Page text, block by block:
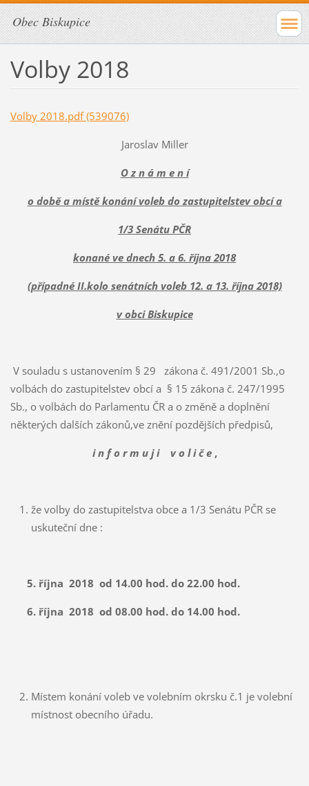
Obec Biskupice
Volby 2018
Volby 2018.pdf (539076)
Jaroslav Miller
O z n á m e n í
o době a místě konání voleb do zastupitelstev obcí a
1/3 Senátu PČR
konané ve dnech 5. a 6. října 2018
(případné II.kolo senátních voleb 12. a 13. října 2018)
v obci Biskupice
V souladu s ustanovením § 29 zákona č. 491/2001 Sb.,o
volbách do zastupitelstev obcí a § 15 zákona č. 247/1995
Sb., o volbách do Parlamentu ČR a o změně a doplnění
některých dalších zákonů,ve znění pozdějších předpisů,
i n f o r m u j i v o l i č e,
že volby do zastupitelstva obce a 1/3 Senátu PČR se
uskuteční dne :
5. října 2018 od 14.00 hod. do 22.00 hod.
6. října 2018 od 08.00 hod. do 14.00 hod.
Místem konání voleb ve volebním okrsku č.1 je volební
místnost obecního úřadu.